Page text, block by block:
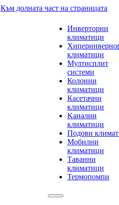
Към долната част на страницата
Инверторни
климатици
климатици
Мултисплит
системи
Колонни
климатици
Касетачни
климатици
Kанални
климатици
Подови
Мобилни
климатици
Таванни
климатици
Термопомпи